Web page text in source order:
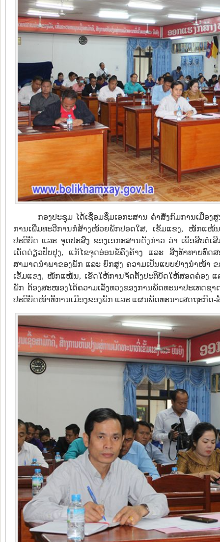
ກອງປະຊຸມ ໄດ້ເຊື່ອມຊຶມເອກະສານ ຄຳສັ່ງກົມການເມືອງ
ການເພີ່ມທະວີການກໍ່ສ້າງໜ້ວຍພັກປອດໃສ, ເຂັ້ມແຂງ, ໜັກແໜ້
ປະຕິບັດ ແລະ ຈຸດປະສົງ ຂອງເອກະສານດັ່ງກ່າວ ວ່າ ເພື່ອສືບຕໍ່
ເດັດດ່ຽວປັບປຸງ, ແກ້ໄຂຈຸດອ່ອນຂໍ້ຄົງຄ້າງ ແລະ ສິ່ງທ້າທາຍທົດ
ສາມາດນຳພາຂອງພັກ ແລະ ຍົກສູງ ຄວາມເປັນແບບຢ່າງນຳໜ້າ
ເຂັ້ມແຂງ, ໜັກແໜ້ນ, ເຮັດໃຫ້ການຈັດຕັ້ງປະຕິບັດໃຫ້ສອດຄ່ອງ ແ
ພັກ ຕ້ອງສະໜອງໄດ້ຄວາມເລັ່ງທວງຂອງການພັດທະນາປະເທດ
ປະຕິບັດໜ້າທີ່ການເມືອງຂອງພັກ ແລະ ແຜນພັດທະນາເສດຖະກິດ-